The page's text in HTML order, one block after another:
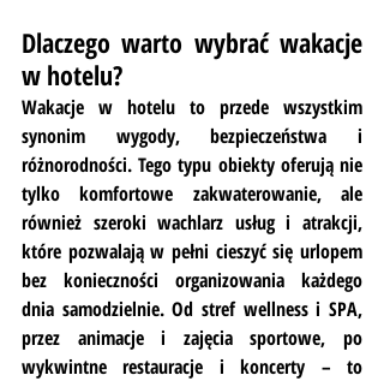
Dlaczego warto wybrać wakacje
w hotelu?
Wakacje w hotelu to przede wszystkim
synonim wygody, bezpieczeństwa i
różnorodności. Tego typu obiekty oferują nie
tylko komfortowe zakwaterowanie, ale
również szeroki wachlarz usług i atrakcji,
które pozwalają w pełni cieszyć się urlopem
bez konieczności organizowania każdego
dnia samodzielnie. Od stref wellness i SPA,
przez animacje i zajęcia sportowe, po
wykwintne restauracje i koncerty – to